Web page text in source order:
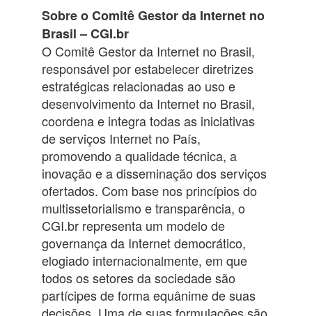
Sobre o Comitê Gestor da Internet no
Brasil – CGI.br
O Comitê Gestor da Internet no Brasil,
responsável por estabelecer diretrizes
estratégicas relacionadas ao uso e
desenvolvimento da Internet no Brasil,
coordena e integra todas as iniciativas
de serviços Internet no País,
promovendo a qualidade técnica, a
inovação e a disseminação dos serviços
ofertados. Com base nos princípios do
multissetorialismo e transparência, o
CGI.br representa um modelo de
governança da Internet democrático,
elogiado internacionalmente, em que
todos os setores da sociedade são
partícipes de forma equânime de suas